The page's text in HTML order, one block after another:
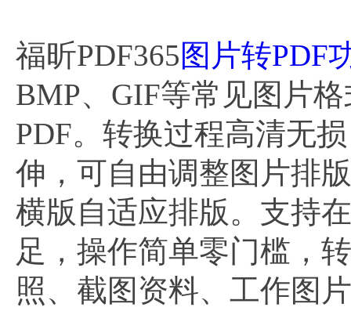
福昕PDF365图片转PDF
BMP、GIF等常见图片
PDF。转换过程高清无
伸，可自由调整图片排
横版自适应排版。支持
足，操作简单零门槛，
照、截图资料、工作图